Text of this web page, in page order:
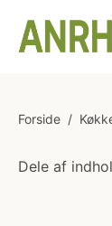
Forside /
Dele af